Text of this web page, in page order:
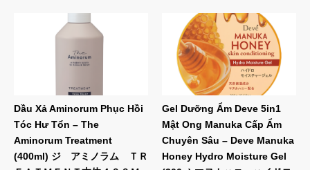
Dầu Xả Aminorum Phục Hồi
Tóc Hư Tổn – The
Aminorum Treatment
(400ml) ジ アミノラム ＴＲ
Gel Dưỡng Ẩm Deve 5in1
Mật Ong Manuka Cấp Ẩm
Chuyên Sâu – Deve Manuka
Honey Hydro Moisture Gel